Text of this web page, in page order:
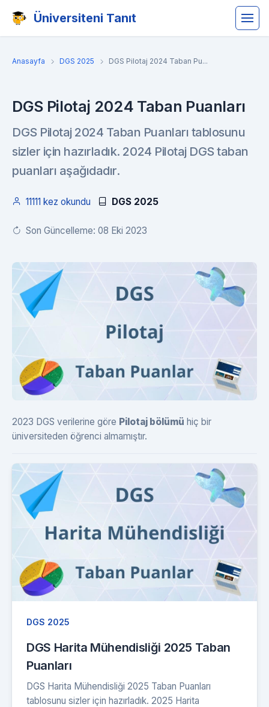
Üniversiteni Tanıt
Anasayfa DGS 2025 DGS Pilotaj 2024 Taban Pu...
DGS Pilotaj 2024 Taban Puanları
DGS Pilotaj 2024 Taban Puanları tablosunu
sizler için hazırladık. 2024 Pilotaj DGS taban
puanları aşağıdadır.
11111 kez okundu DGS 2025
Son Güncelleme: 08 Eki 2023
2023 DGS verilerine göre Pilotaj bölümü hiç bir
üniversiteden öğrenci almamıştır.
DGS 2025
DGS Harita Mühendisliği 2025 Taban
Puanları
DGS Harita Mühendisliği 2025 Taban Puanları
tablosunu sizler için hazırladık. 2025 Harita